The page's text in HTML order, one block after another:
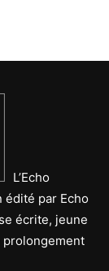
L’Echo
édité par Echo
écrite, jeune
prolongement